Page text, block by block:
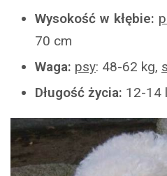
Wysokość w kłębie:
70 cm
Waga: psy: 48-62 kg,
Długość życia: 12-14